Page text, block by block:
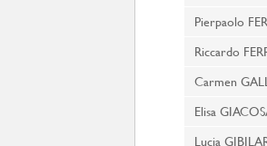
Pierpaolo
Riccardo
Carmen
Elisa
Lucia